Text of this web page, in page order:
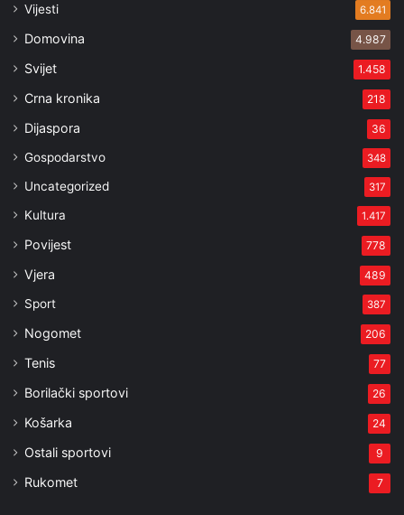
Vijesti 6.841
Domovina 4.987
Svijet 1.458
Crna kronika 218
Dijaspora 36
Gospodarstvo 348
Uncategorized 317
Kultura 1.417
Povijest 778
Vjera 489
Sport 387
Nogomet 206
Tenis 77
Borilački sportovi 26
Košarka 24
Ostali sportovi 9
Rukomet 7